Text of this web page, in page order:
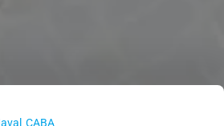
CABA